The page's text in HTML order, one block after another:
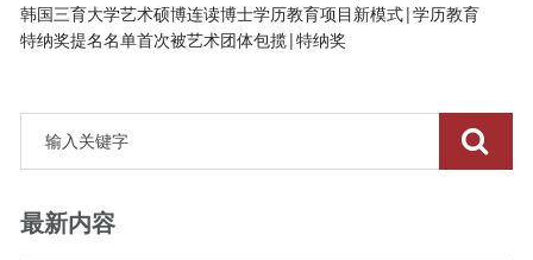
韩国三育大学艺术硕博连读博士学历教育项目新模式|学历教育
特纳奖提名名单首次被艺术团体包揽|特纳奖
最新内容